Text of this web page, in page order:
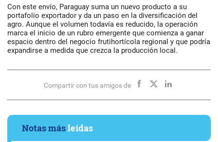
Con este envío, Paraguay suma un nuevo producto a su
portafolio exportador y da un paso en la diversificación del
agro. Aunque el volumen todavía es reducido, la operación
marca el inicio de un rubro emergente que comienza a ganar
espacio dentro del negocio frutihortícola regional y que podría
expandirse a medida que crezca la producción local.
Compartir con tus amigos de
Notas másleídas